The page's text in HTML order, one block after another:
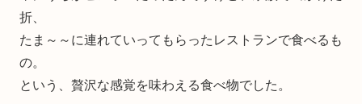
折、
たま～～に連れていってもらったレストランで食べるも
の。
という、贅沢な感覚を味わえる食べ物でした。